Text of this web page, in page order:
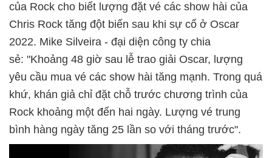
của Rock cho biết lượng đặt vé các show hài của
Chris Rock tăng đột biến sau khi sự cố ở Oscar
2022. Mike Silveira - đại diện công ty chia
sẻ: "Khoảng 48 giờ sau lễ trao giải Oscar, lượng
yêu cầu mua vé các show hài tăng mạnh. Trong quá
khứ, khán giả chỉ đặt chỗ trước chương trình của
Rock khoảng một đến hai ngày. Lượng vé trung
bình hàng ngày tăng 25 lần so với tháng trước".